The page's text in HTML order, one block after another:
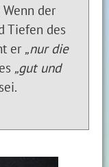
Wenn der
Tiefen des
er „nur die
„gut und